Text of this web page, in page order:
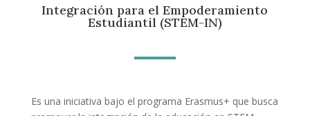
Integración para el Empoderamiento
Estudiantil (STEM-IN)
Es una iniciativa bajo el programa Erasmus+ que busca